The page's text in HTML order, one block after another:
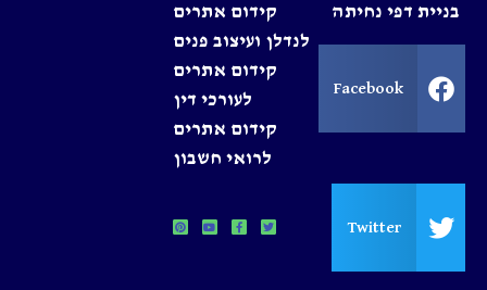
בניית דפי נחיתה
Facebook
Twitter
קידום אתרים
לנדלן ועיצוב פנים
קידום אתרים
לעורכי דין
קידום אתרים
לרואי חשבון